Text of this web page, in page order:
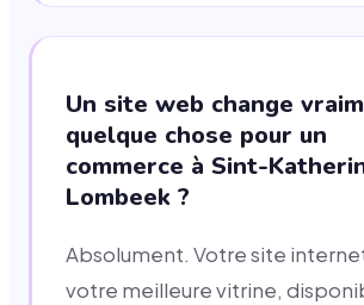
Un site web change
quelque chose pour un
commerce à Sint-
Lombeek ?
Absolument. Votre site
votre meilleure vitrine,